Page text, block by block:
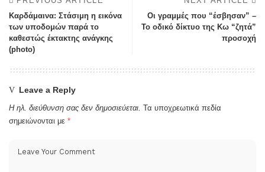
Καρδάμαινα: Στάσιμη η εικόνα
των υποδομών παρά το
καθεστώς έκτακτης ανάγκης
(photo)
Οι γραμμές που “έσβησαν” –
Το οδικό δίκτυο της Κω “ζητά”
προσοχή
Leave a Reply
Η ηλ. διεύθυνση σας δεν δημοσιεύεται. Τα υποχρεωτικά πεδία
σημειώνονται με *